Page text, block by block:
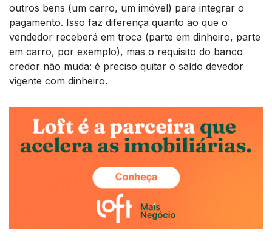
outros bens (um carro, um imóvel) para integrar o
pagamento. Isso faz diferença quanto ao que o
vendedor receberá em troca (parte em dinheiro, parte
em carro, por exemplo), mas o requisito do banco
credor não muda: é preciso quitar o saldo devedor
vigente com dinheiro.